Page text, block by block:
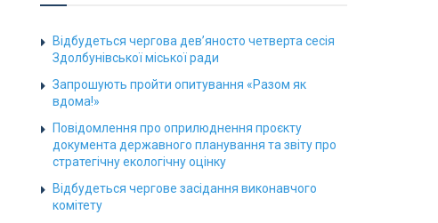
Відбудеться чергова дев’яносто четверта сесія
Здолбунівської міської ради
Запрошують пройти опитування «Разом як
вдома!»
Повідомлення про оприлюднення проєкту
документа державного планування та звіту про
стратегічну екологічну оцінку
Відбудеться чергове засідання виконавчого
комітету